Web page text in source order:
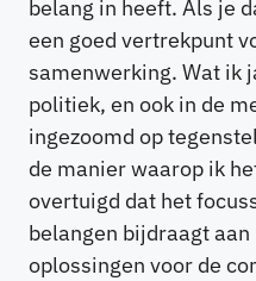
belang in heeft. Als je
een goed vertrekpunt
samenwerking. Wat ik
politiek, en ook in de
ingezoomd op
de manier waarop ik
overtuigd dat het
belangen bijdraagt aan
oplossingen voor de